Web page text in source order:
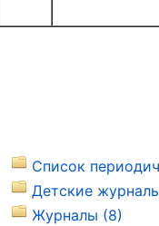
Список
Детские
Журналы (8)